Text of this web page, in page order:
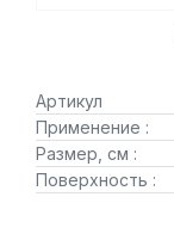
Артикул
Применение :
Размер, см :
Поверхность :